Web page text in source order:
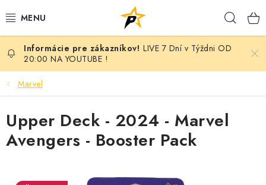
na
POKÉMON
BREAK NIGHT SEPAR VOL.7 - MONARCH EDITION
BATTLE
BREAKY
LIVE 7 Dní v Týždni OD
20:00 NA YOUTUBE !
Marvel
Upper Deck - 2024 - Marvel
Avengers - Booster Pack